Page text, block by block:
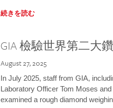
続きを読む
GIA 檢驗世界第二大
August 27, 2025
In July 2025, staff from GIA,
Laboratory Officer Tom Moses
examined a rough diamond